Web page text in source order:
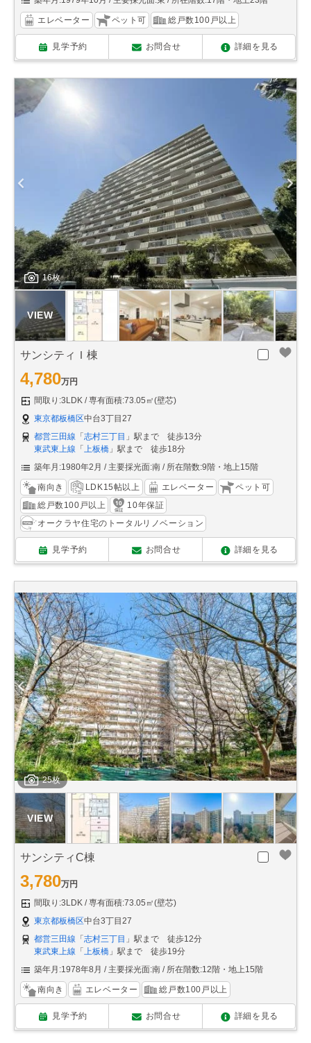
エレベーター ペット可 総戸数100戸以上
見学予約 お問合せ 詳細を見る
16枚
サンシティＩ棟
4,780万円
間取り:3LDK
専有面積:73.05㎡(壁芯)
東京都板橋区中台3丁目27
都営三田線 「志村三丁目 」駅まで 徒歩13分
東武東上線 「 上板橋 」駅まで 徒歩18分
築年月:1980年2月
主要採光面:南 所在階数:9階・地上15階
南向き LDK15帖以上 エレベーター
ペット可
総戸数100戸以上
10年保証
オークラヤ住宅のトータルリノベーション
見学予約 お問合せ 詳細を見る
25枚
サンシティC棟
3,780万円
間取り:3LDK
専有面積:73.05㎡(壁芯)
東京都板橋区中台3丁目27
都営三田線 「 志村三丁目 」駅まで 徒歩12分
東武東上線 「 上板橋 」駅まで 徒歩19分
築年月:1978年8月
主要採光面:南 所在階数:12階・地上15階
南向き エレベーター 総戸数100戸以上
見学予約 お問合せ 詳細を見る